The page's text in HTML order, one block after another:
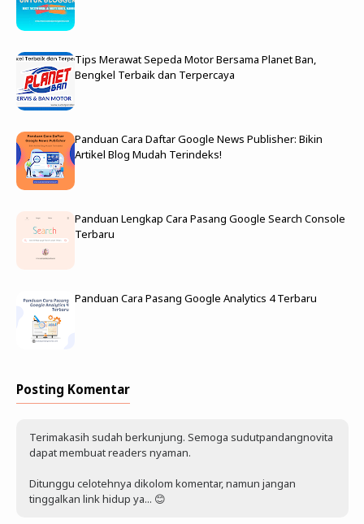
Tips Merawat Sepeda Motor Bersama Planet Ban,
Bengkel Terbaik dan Terpercaya
Panduan Cara Daftar Google News Publisher: Bikin
Artikel Blog Mudah Terindeks!
Panduan Lengkap Cara Pasang Google Search Console
Terbaru
Panduan Cara Pasang Google Analytics 4 Terbaru
Posting Komentar
Terimakasih sudah berkunjung. Semoga sudutpandangnovita
dapat membuat readers nyaman.
Ditunggu celotehnya dikolom komentar, namun jangan
tinggalkan link hidup ya... 😊